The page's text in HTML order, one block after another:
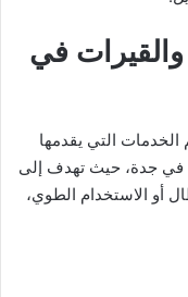
في
الخدمات التي يقدمها
في جدة، حيث تهدف إلى
أو الاستخدام الطوي،